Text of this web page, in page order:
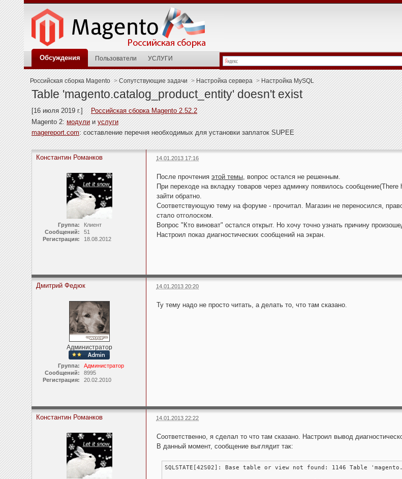
Обсуждения Пользователи УСЛУГИ
Российская сборка Magento > Сопутствующие задачи > Настройка сервера > Настройка MySQL
Table 'magento.catalog_product_entity' doesn't exist
[16 июля 2019 г.]
Российская сборка Magento 2.52.2
Magento 2: модули и услуги
magereport.com: составление перечня необходимых для установки заплаток SUPEE
Константин Романков
Группа:
Клиент
Сообщений:
51
Регистрация:
18.08.2012
14.01.2013 17:16
После прочтения этой темы, вопрос остался не решенным.
При переходе на вкладку товаров через админку появилось
зайти обратно.
Соответствующую тему на форуме - прочитал. Магазин не переносился,
стало отголоском.
Вопрос "Кто виноват" остался открыт. Но хочу точно узнать причину
Настроил показ диагностических сообщений на экран.
Дмитрий Федюк
Администратор
Группа:
Администратор
Сообщений:
8995
Регистрация:
20.02.2010
14.01.2013 20:20
Ту тему надо не просто читать, а делать то, что там сказано.
Константин Романков 14.01.2013 22:22
Соответственно, я сделал то что там сказано. Настроил вывод
В данный момент, сообщение выглядит так:
SQLSTATE[42S02]: Base table or view not found: 1146 Table